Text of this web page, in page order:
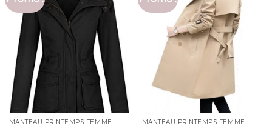
MANTEAU PRINTEMPS FEMME MANTEAU PRINTEMPS FEMME